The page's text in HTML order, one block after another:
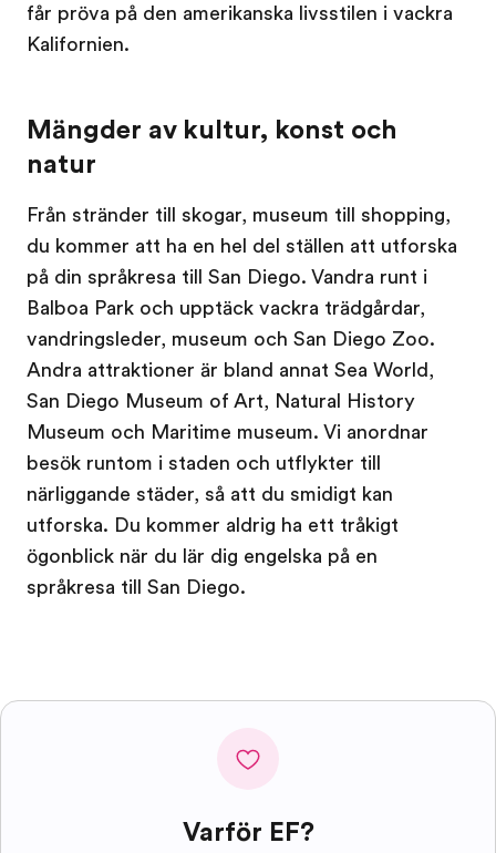
får pröva på den amerikanska livsstilen i vackra
Kalifornien.
Mängder av kultur, konst och
natur
Från stränder till skogar, museum till shopping,
du kommer att ha en hel del ställen att utforska
på din språkresa till San Diego. Vandra runt i
Balboa Park och upptäck vackra trädgårdar,
vandringsleder, museum och San Diego Zoo.
Andra attraktioner är bland annat Sea World,
San Diego Museum of Art, Natural History
Museum och Maritime museum. Vi anordnar
besök runtom i staden och utflykter till
närliggande städer, så att du smidigt kan
utforska. Du kommer aldrig ha ett tråkigt
ögonblick när du lär dig engelska på en
språkresa till San Diego.
Varför EF?